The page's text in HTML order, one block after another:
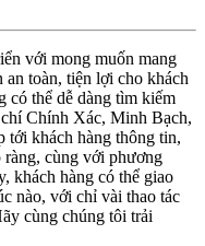
với mong muốn mang
an toàn, tiện lợi cho khách
có thể dễ dàng tìm kiếm
Chính Xác, Minh Bạch,
tới khách hàng thông tin,
ràng, cùng với phương
khách hàng có thể giao
nào, với chỉ vài thao tác
cùng chúng tôi trải